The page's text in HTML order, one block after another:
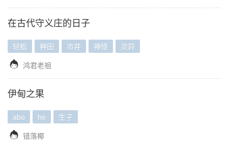
在古代守义庄的日子
轻松 种田 市井 神怪 灵异
 鸿君老祖
伊甸之果
abo he 生子
 错落椰